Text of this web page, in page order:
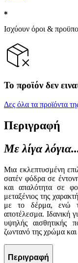
Ισχύουν όροι &
Το προϊόν δεν
Δες όλα τα προϊόντα
Περιγραφή
Με λίγα
Μια εκλεπτυσμένη
σατέν φόδρα σε
και απαλότητα σε
μεταξένιος της
με το δέρμα, ενώ
αποτέλεσμα. Ιδανική
υψηλής αισθητικής
ζωντανό της χρώμα και
Περιγραφή